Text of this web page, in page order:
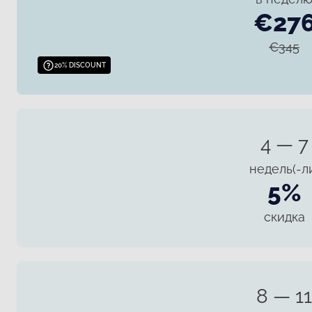
€345
20% DISCOUNT
4 — 7
недель(-
5%
скидка
8 — 11